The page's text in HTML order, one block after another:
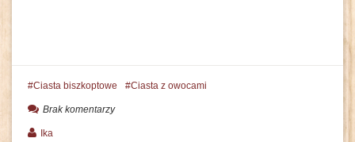
Ciasta biszkoptowe Ciasta z owocami
Brak komentarzy
Ika